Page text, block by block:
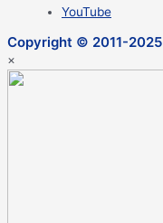
YouTube
Copyright © 2011-2025
×